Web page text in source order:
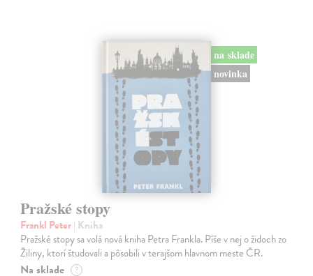
na sklade
novinka
Pražské stopy
Frankl Peter| Kniha
Pražské stopy sa volá nová kniha Petra Frankla. Píše v nej o židoch zo
Žiliny, ktorí študovali a pôsobili v terajšom hlavnom meste ČR.
Na sklade ?